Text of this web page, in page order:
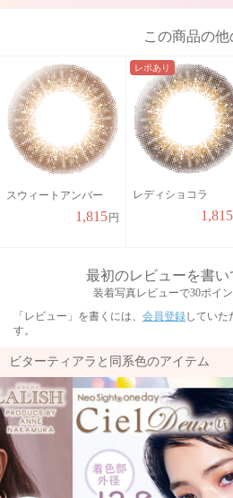
この商品の他
スウィートアンバー
1,815 円
レポあり
レディショコラ
1,815
最初のレビューを書
装着写真レビューで30ポイ
「レビュー」を書くには、 会員登録していた
す。
ビターティアラと同系色のアイテム